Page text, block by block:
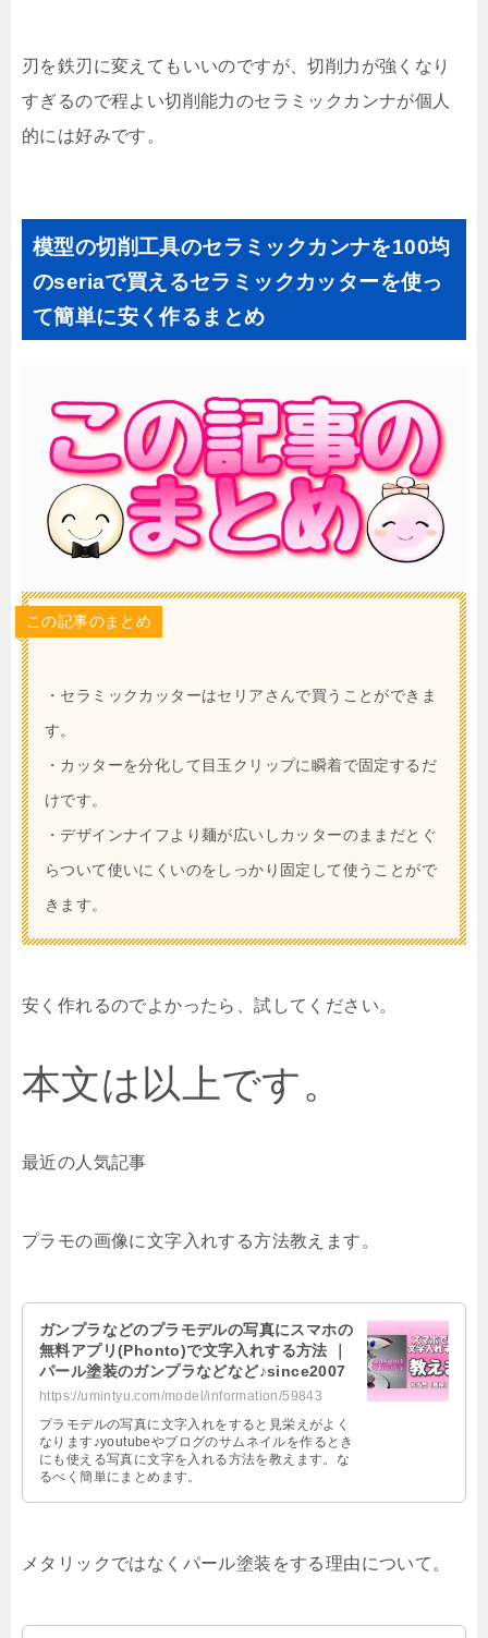
刃を鉄刃に変えてもいいのですが、切削力が強くなり
すぎるので程よい切削能力のセラミックカンナが個人
的には好みです。
模型の切削工具のセラミックカンナを100均
のseriaで買えるセラミックカッターを使っ
て簡単に安く作るまとめ
この記事のまとめ
・セラミックカッターはセリアさんで買うことができま
す。
・カッターを分化して目玉クリップに瞬着で固定するだ
けです。
・デザインナイフより麺が広いしカッターのままだとぐ
らついて使いにくいのをしっかり固定して使うことがで
きます。
安く作れるのでよかったら、試してください。
本文は以上です。
最近の人気記事
プラモの画像に文字入れする方法教えます。
ガンプラなどのプラモデルの写真にスマホの
無料アプリ(Phonto)で文字入れする方法 ｜
パール塗装のガンプラなどなど♪since2007
https://umintyu.com/model/information/59843
プラモデルの写真に文字入れをすると見栄えがよく
なります♪youtubeやブログのサムネイルを作るとき
にも使える写真に文字を入れる方法を教えます。な
るべく簡単にまとめます。
メタリックではなくパール塗装をする理由について。